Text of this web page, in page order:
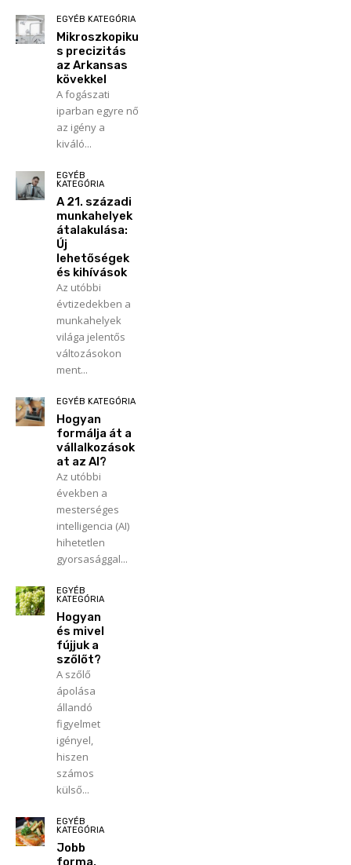
EGYÉB KATEGÓRIA
Mikroszkopiku
s precizitás
az Arkansas
kövekkel
A fogászati
iparban egyre nő
az igény a
kiváló...
EGYÉB
KATEGÓRIA
A 21. századi
munkahelyek
átalakulása:
Új
lehetőségek
és kihívások
Az utóbbi
évtizedekben a
munkahelyek
világa jelentős
változásokon
ment...
EGYÉB KATEGÓRIA
Hogyan
formálja át a
vállalkozások
at az AI?
Az utóbbi
években a
mesterséges
intelligencia (AI)
hihetetlen
gyorsasággal...
EGYÉB
KATEGÓRIA
Hogyan
és mivel
fújjuk a
szőlőt?
A szőlő
ápolása
állandó
figyelmet
igényel,
hiszen
számos
külső...
EGYÉB
KATEGÓRIA
Jobb
forma,